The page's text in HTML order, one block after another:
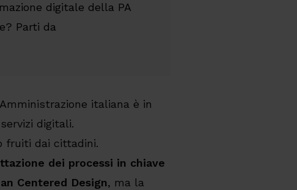
digitale della PA
Parti da
italiana è in
digitali.
fruiti dai cittadini.
dei processi in chiave
Centered Design, ma la